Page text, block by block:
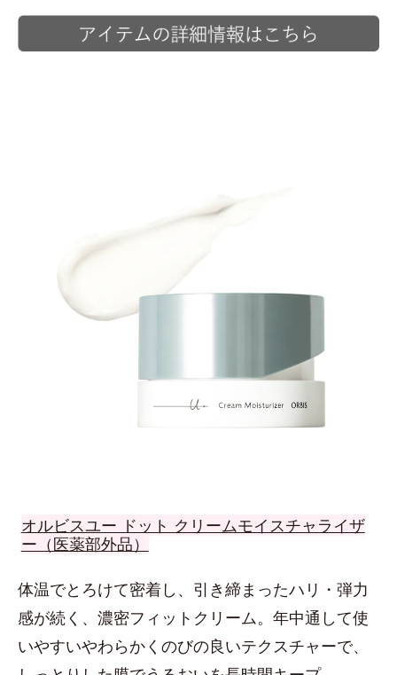
オルビスユー ドット クリームモイスチャライザ
ー（医薬部外品）
体温でとろけて密着し、引き締まったハリ・弾力
感が続く、濃密フィットクリーム。年中通して使
いやすいやわらかくのびの良いテクスチャーで、